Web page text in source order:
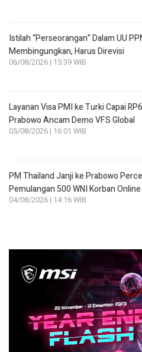
Istilah “Perseorangan” Dalam UU
Membingungkan, Harus Direvisi
06/08/2026 | 15:39 WIB
Layanan Visa PMI ke Turki Capai
Prabowo Ancam Demo VFS Global
05/08/2026 | 16:01 WIB
PM Thailand Janji ke Prabowo
Pemulangan 500 WNI Korban
04/08/2026 | 14:16 WIB